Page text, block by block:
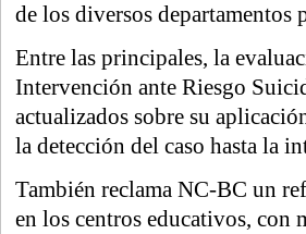
de los diversos departamentos
Entre las principales, la
Intervención ante Riesgo
actualizados sobre su
la detección del caso hasta la
También reclama NC-BC un
en los centros educativos, con